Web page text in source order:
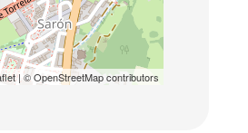
| ©OpenStreetMapcontributors